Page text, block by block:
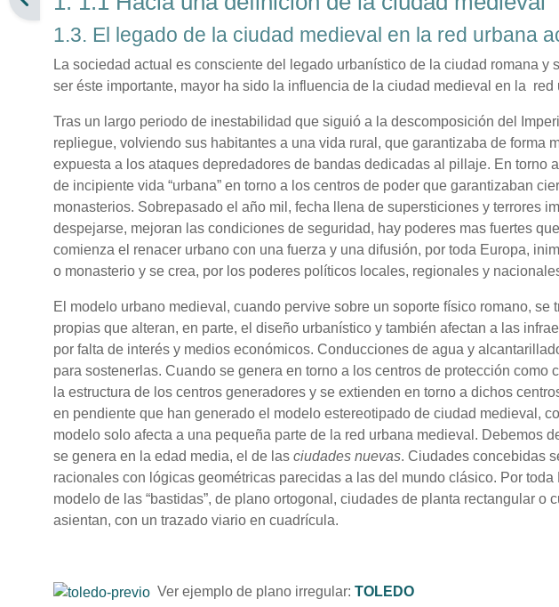
1.3. El legado de la ciudad medieval en la red urbana
La sociedad actual es consciente del legado urbanístico de la ciudad romana y
ser éste importante, mayor ha sido la influencia de la ciudad medieval en la red
Tras un largo periodo de inestabilidad que siguió a la descomposición del
repliegue, volviendo sus habitantes a una vida rural, que garantizaba de forma
expuesta a los ataques depredadores de bandas dedicadas al pillaje. En torno
de incipiente vida “urbana” en torno a los centros de poder que garantizaban
monasterios. Sobrepasado el año mil, fecha llena de supersticiones y terrores
despejarse, mejoran las condiciones de seguridad, hay poderes mas fuertes
comienza el renacer urbano con una fuerza y una difusión, por toda Europa,
o monasterio y se crea, por los poderes políticos locales, regionales y
El modelo urbano medieval, cuando pervive sobre un soporte físico romano,
propias que alteran, en parte, el diseño urbanístico y también afectan a las
por falta de interés y medios económicos. Conducciones de agua y
para sostenerlas. Cuando se genera en torno a los centros de protección como
la estructura de los centros generadores y se extienden en torno a dichos
en pendiente que han generado el modelo estereotipado de ciudad medieval,
modelo solo afecta a una pequeña parte de la red urbana medieval. Debemos
se genera en la edad media, el de las ciudades nuevas. Ciudades concebidas
racionales con lógicas geométricas parecidas a las del mundo clásico. Por
modelo de las “bastidas”, de plano ortogonal, ciudades de planta rectangular o
asientan, con un trazado viario en cuadrícula.
Ver ejemplo de plano irregular: TOLEDO